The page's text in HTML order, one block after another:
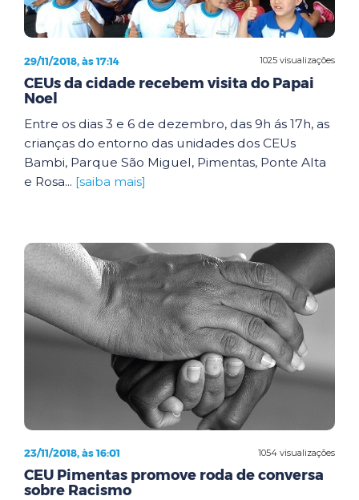
1025 visualizações
29/11/2018, às 17:14
CEUs da cidade recebem visita do Papai
Noel
Entre os dias 3 e 6 de dezembro, das 9h ás 17h, as
crianças do entorno das unidades dos CEUs
Bambi, Parque São Miguel, Pimentas, Ponte Alta
e Rosa... [saiba mais]
1054 visualizações
23/11/2018, às 16:01
CEU Pimentas promove roda de conversa
sobre Racismo